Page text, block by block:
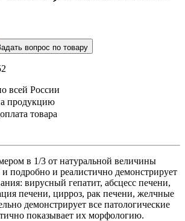
вопрос по товару
всей России
продукцию
товара
в 1/3 от натуральной величины
и подробно и реалистично демонстрирует
вирусный гепатит, абсцесс печени,
печени, цирроз, рак печени, желчные
демонстрирует все патологические
показывает их морфологию.